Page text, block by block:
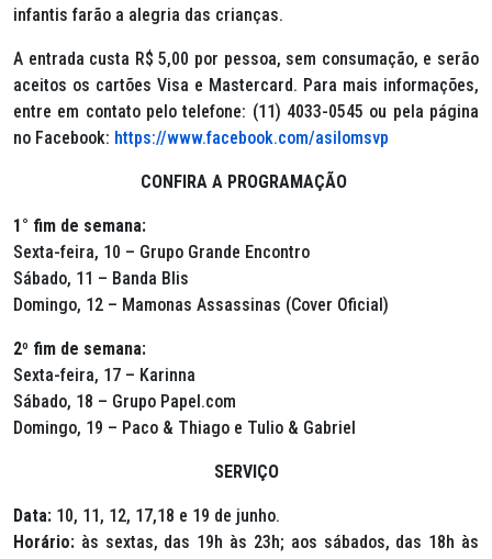
infantis farão a alegria das crianças.
A entrada custa R$ 5,00 por pessoa, sem consumação, e serão
aceitos os cartões Visa e Mastercard. Para mais informações,
entre em contato pelo telefone: (11) 4033-0545 ou pela página
no Facebook: https://www.facebook.com/asilomsvp
CONFIRA A PROGRAMAÇÃO
1° fim de semana:
Sexta-feira, 10 – Grupo Grande Encontro
Sábado, 11 – Banda Blis
Domingo, 12 – Mamonas Assassinas (Cover Oficial)
2º fim de semana:
Sexta-feira, 17 – Karinna
Sábado, 18 – Grupo Papel.com
Domingo, 19 – Paco & Thiago e Tulio & Gabriel
SERVIÇO
Data: 10, 11, 12, 17,18 e 19 de junho.
Horário: às sextas, das 19h às 23h; aos sábados, das 18h às